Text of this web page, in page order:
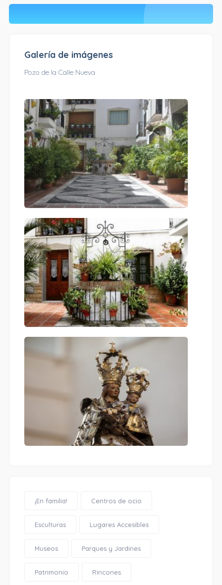
Galería de imágenes
Pozo de la Calle Nueva
¡En familia! Centros de ocio
Esculturas Lugares Accesibles
Museos Parques y Jardines
Patrimonio Rincones